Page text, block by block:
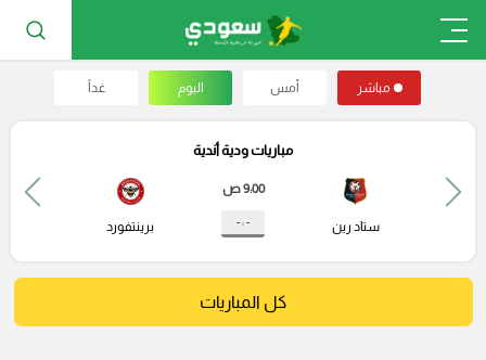
مباشر أمس اليوم غداً
مباريات ودية أندية
ستاد رين
9:00 ص
- : - برينتفورد
كل المباريات